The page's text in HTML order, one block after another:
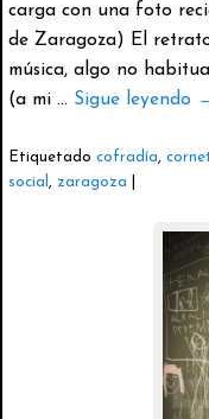
carga con una foto
de Zaragoza) El
música, algo no
(a mi … Sigue leyendo
Etiquetado cofradía,
social , zaragoza